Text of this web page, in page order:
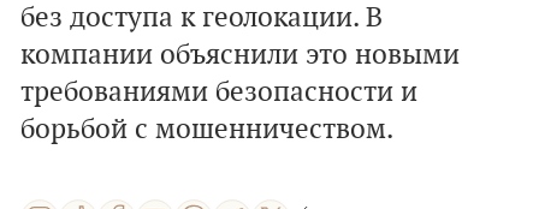
без доступа к геолокации. В
компании объяснили это новыми
требованиями безопасности и
борьбой с мошенничеством.